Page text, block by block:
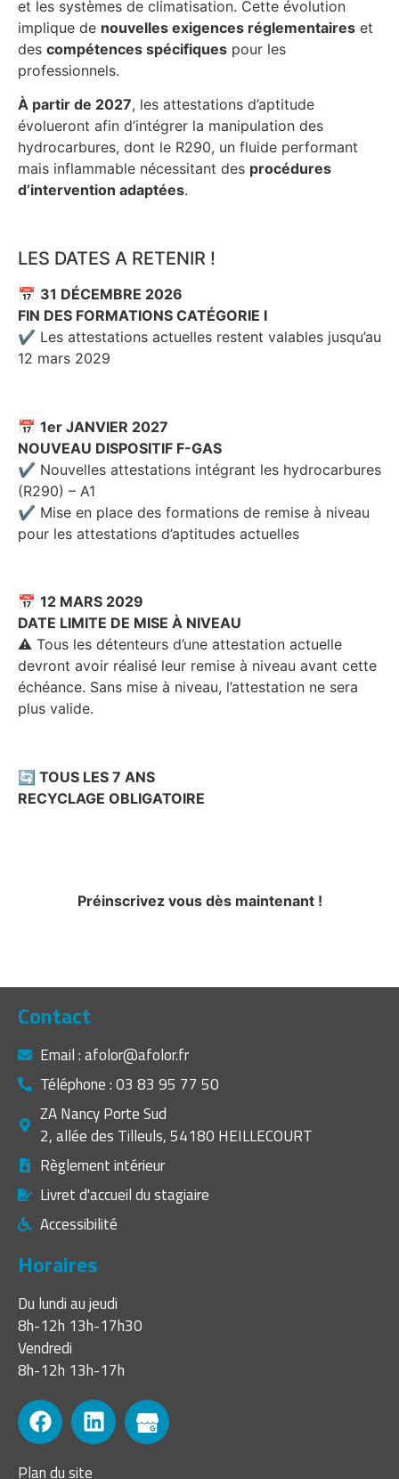
et les systèmes de climatisation. Cette évolution
implique de nouvelles exigences réglementaires et
des compétences spécifiques pour les
professionnels.
À partir de 2027, les attestations d’aptitude
évolueront afin d’intégrer la manipulation des
hydrocarbures, dont le R290, un fluide performant
mais inflammable nécessitant des procédures
d’intervention adaptées.
LES DATES A RETENIR !
📅 31 DÉCEMBRE 2026
FIN DES FORMATIONS CATÉGORIE I
✔ Les attestations actuelles restent valables jusqu’au
12 mars 2029
📅 1er JANVIER 2027
NOUVEAU DISPOSITIF F-GAS
✔ Nouvelles attestations intégrant les hydrocarbures
(R290) – A1
✔ Mise en place des formations de remise à niveau
pour les attestations d’aptitudes actuelles
📅 12 MARS 2029
DATE LIMITE DE MISE À NIVEAU
⚠ Tous les détenteurs d’une attestation actuelle
devront avoir réalisé leur remise à niveau avant cette
échéance. Sans mise à niveau, l’attestation ne sera
plus valide.
🔄 TOUS LES 7 ANS
RECYCLAGE OBLIGATOIRE
Préinscrivez vous dès maintenant !
Contact
Email : afolor@afolor.fr
Téléphone : 03 83 95 77 50
ZA Nancy Porte Sud
2, allée des Tilleuls, 54180 HEILLECOURT
Règlement intérieur
Livret d'accueil du stagiaire
Accessibilité
Horaires
Du lundi au jeudi
8h-12h 13h-17h30
Vendredi
8h-12h 13h-17h
Plan du site